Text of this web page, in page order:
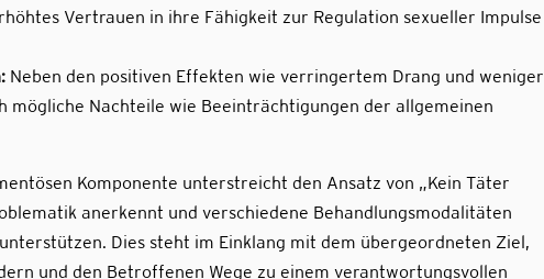
Vertrauen in ihre Fähigkeit zur Regulation sexueller Impulse
Neben den positiven Effekten wie verringertem Drang und weniger
mögliche Nachteile wie Beeinträchtigungen der allgemeinen
Komponente unterstreicht den Ansatz von „Kein Täter
anerkennt und verschiedene Behandlungsmodalitäten
Dies steht im Einklang mit dem übergeordneten Ziel,
und den Betroffenen Wege zu einem verantwortungsvollen